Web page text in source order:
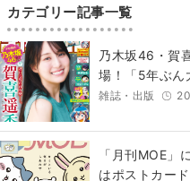
カテゴリー記事一覧
乃木坂46・賀
場！「5年ぶん
雑誌・出版
「月刊MOE」
はポストカー